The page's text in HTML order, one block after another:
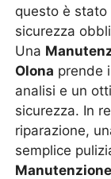
questo è
sicurezza
Una
Olona prende
analisi e un
sicurezza. In
riparazione,
semplice